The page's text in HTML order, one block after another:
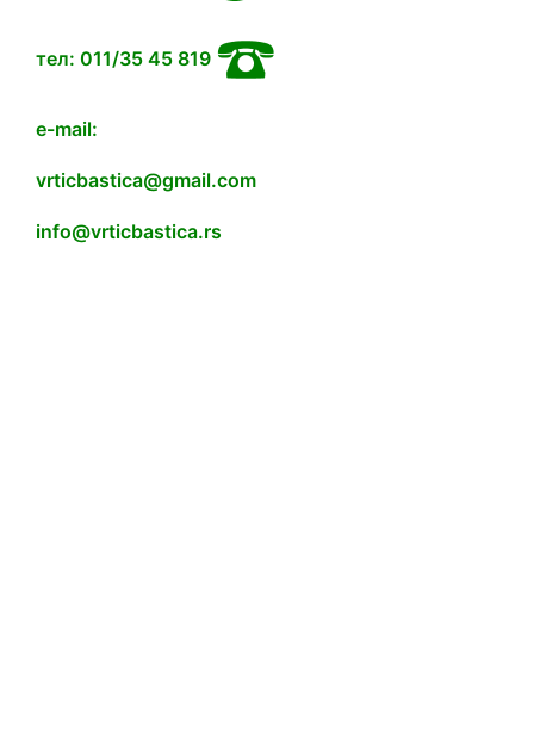
тел: 011/35 45 819
e-mail:
vrticbastica@gmail.com
info@vrticbastica.rs